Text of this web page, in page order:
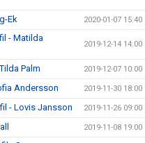
Ek 2020-01-07 15:40
- Matilda
2019-12-14 14:00
Palm 2019-12-07 10:00
Andersson 2019-11-30 18:00
- Lovis Jansson 2019-11-26 09:00
2019-11-08 19:00